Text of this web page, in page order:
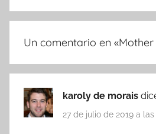
Un comentario en «
karoly de morais
27 de julio de 2019 a las